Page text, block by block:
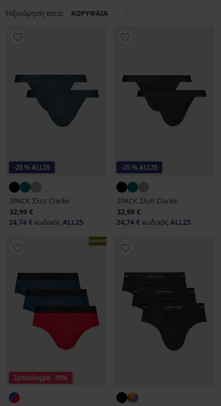
Ταξινόμηση κατά: ΚΟΡΥΦΑΙΑ
-25 % ALL25
2PACK Σλιπ Clarke
32,99 €
24,74 € κωδικός ALL25
-25 % ALL25
2PACK Σλιπ Clarke
32,99 €
24,74 € κωδικός ALL25
ΠΕΡΙΟΡΙΣΜΕΝΑ
Ξεπούλημα -70%